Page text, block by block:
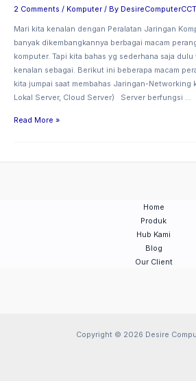
2 Comments / Komputer / By
Mari kita kenalan dengan Peralatan Jaringan
banyak dikembangkannya berbagai macam
komputer. Tapi kita bahas yg sederhana saja
kenalan sebagai. Berikut ini beberapa macam
kita jumpai saat membahas Jaringan-Networking
Lokal Server, Cloud Server) Server berfungsi …
Read More »
Home
Produk
Hub Kami
Blog
Our Client
Copyright © 2026 Desire